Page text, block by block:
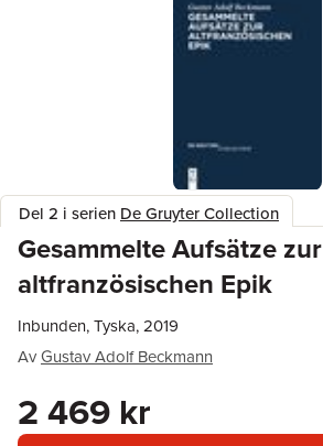
Del 2 i serien De Gruyter Collection
Gesammelte Aufsätze zur
altfranzösischen Epik
Inbunden, Tyska, 2019
AvGustav Adolf Beckmann
2 469 kr